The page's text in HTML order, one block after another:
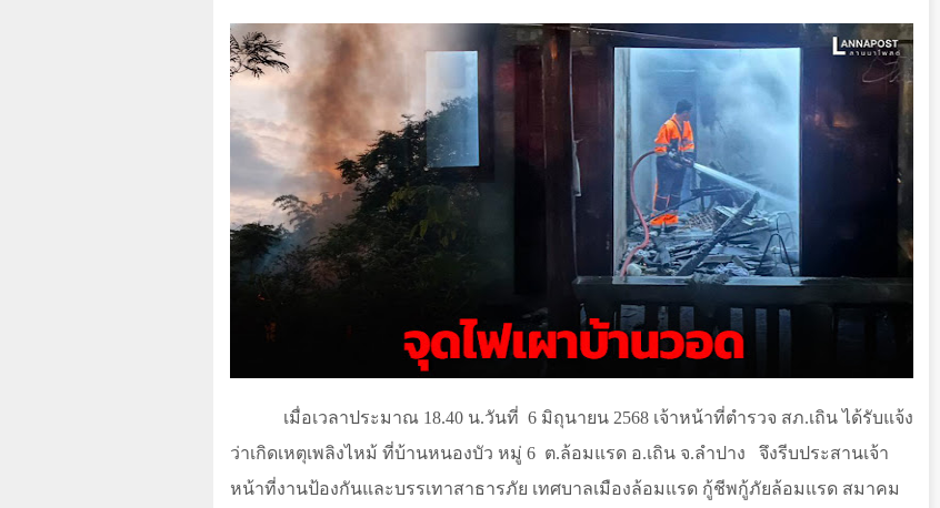
เมื่อเวลาประมาณ 18.40 น.วันที่ 6 มิถุนายน 2568 เจ้าหน้าที่ตำรวจ สภ.เถิน ได้รับแจ้ง
ว่าเกิดเหตุเพลิงไหม้ ที่บ้านหนองบัว หมู่ 6 ต.ล้อมแรด อ.เถิน จ.ลำปาง
จึงรีบประสานเจ้า
หน้าที่งานป้องกันและบรรเทาสาธารภัย เทศบาลเมืองล้อมแรด กู้ชีพกู้ภัยล้อมแรด สมาคม